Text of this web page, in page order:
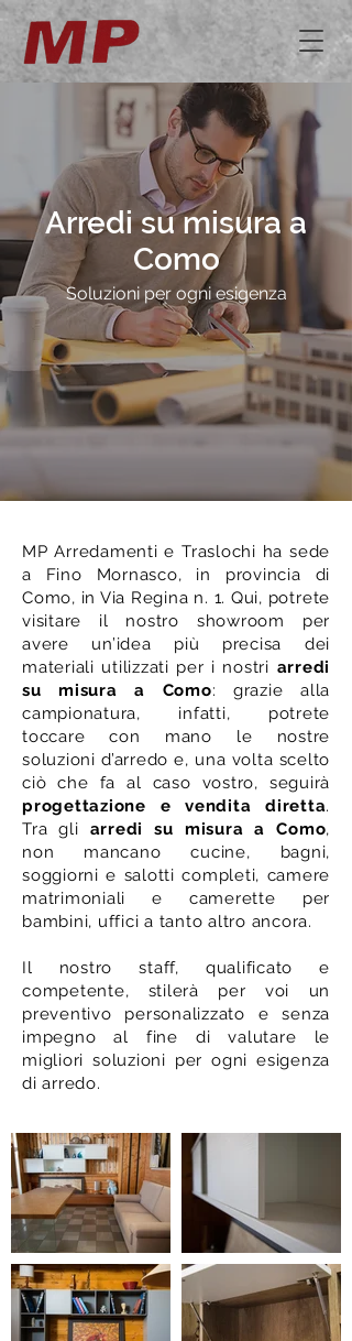
Arredi su misura a
Como
Soluzioni per ogni esigenza
MP Arredamenti e Traslochi ha sede
a Fino Mornasco, in provincia di
Como, in Via Regina n. 1. Qui, potrete
visitare il nostro showroom per
avere un’idea più precisa dei
materiali utilizzati per i nostri arredi
su misura a Como: grazie alla
campionatura, infatti, potrete
toccare con mano le nostre
soluzioni d’arredo e, una volta scelto
ciò che fa al caso vostro, seguirà
progettazione e vendita diretta.
Tra gli arredi su misura a Como,
non mancano cucine, bagni,
soggiorni e salotti completi, camere
matrimoniali e camerette per
bambini, uffici a tanto altro ancora.
Il nostro staff, qualificato e
competente, stilerà per voi un
preventivo personalizzato e senza
impegno al fine di valutare le
migliori soluzioni per ogni esigenza
di arredo.